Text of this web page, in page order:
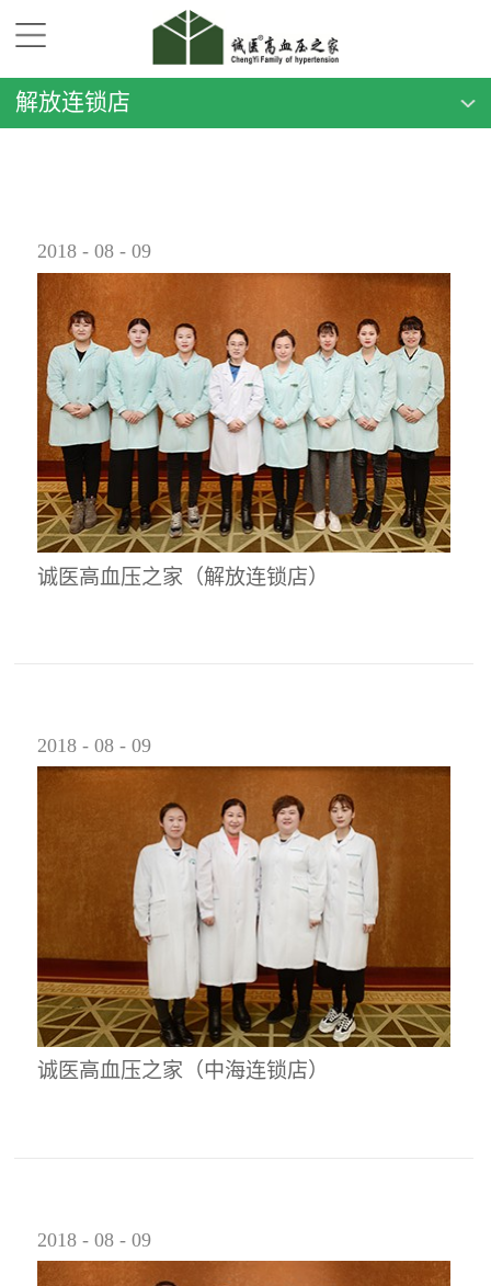
解放连锁店
2018 - 08 - 09
诚医高血压之家（解放连锁店）
2018 - 08 - 09
诚医高血压之家（中海连锁店）
2018 - 08 - 09